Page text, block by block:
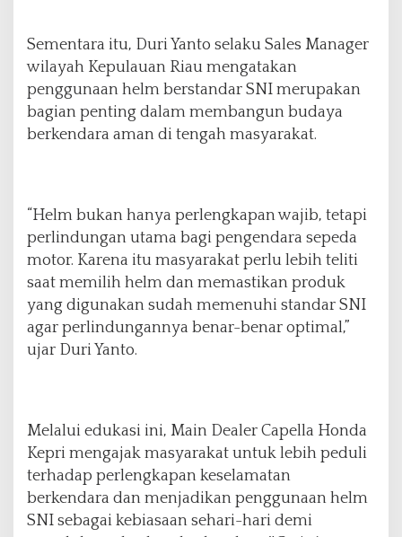
Sementara itu, Duri Yanto selaku Sales Manager
wilayah Kepulauan Riau mengatakan
penggunaan helm berstandar SNI merupakan
bagian penting dalam membangun budaya
berkendara aman di tengah masyarakat.
“Helm bukan hanya perlengkapan wajib, tetapi
perlindungan utama bagi pengendara sepeda
motor. Karena itu masyarakat perlu lebih teliti
saat memilih helm dan memastikan produk
yang digunakan sudah memenuhi standar SNI
agar perlindungannya benar-benar optimal,”
ujar Duri Yanto.
Melalui edukasi ini, Main Dealer Capella Honda
Kepri mengajak masyarakat untuk lebih peduli
terhadap perlengkapan keselamatan
berkendara dan menjadikan penggunaan helm
SNI sebagai kebiasaan sehari-hari demi